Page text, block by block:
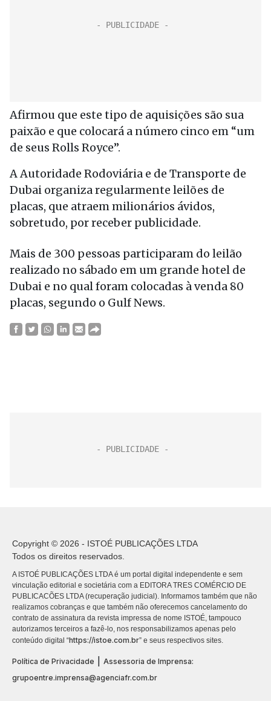
Afirmou que este tipo de aquisições são sua
paixão e que colocará a número cinco em “um
de seus Rolls Royce”.
A Autoridade Rodoviária e de Transporte de
Dubai organiza regularmente leilões de
placas, que atraem milionários ávidos,
sobretudo, por receber publicidade.
Mais de 300 pessoas participaram do leilão
realizado no sábado em um grande hotel de
Dubai e no qual foram colocadas à venda 80
placas, segundo o Gulf News.
Copyright © 2026 - ISTOÉ PUBLICAÇÕES LTDA
Todos os direitos reservados.
A ISTOÉ PUBLICAÇÕES LTDA é um portal digital independente e sem
vinculação editorial e societária com a EDITORA TRES COMÉRCIO DE
PUBLICACÕES LTDA (recuperação judicial). Informamos também que não
realizamos cobranças e que também não oferecemos cancelamento do
contrato de assinatura da revista impressa de nome ISTOÉ, tampouco
autorizamos terceiros a fazê-lo, nos responsabilizamos apenas pelo
conteúdo digital “https://istoe.com.br” e seus respectivos sites.
Política de Privacidade
Assessoria de Imprensa:
grupoentre.imprensa@agenciafr.com.br